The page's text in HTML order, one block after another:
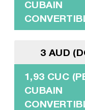
CUBAIN
3 AUD
1,93 CUC
CUBAIN